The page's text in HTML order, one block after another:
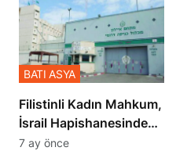
Filistinli Kadın Mahkum,
İsrail Hapishanesindeki
Zulmü Anlattı
BATI ASYA
7 ay önce